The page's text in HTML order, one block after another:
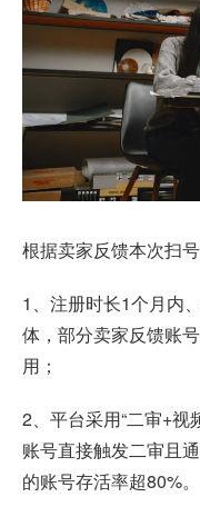
根据卖家反馈本次扫
1、注册时长1个月内
体，部分卖家反馈账
用；
2、平台采用“二审+视
账号直接触发二审且
的账号存活率超80%。